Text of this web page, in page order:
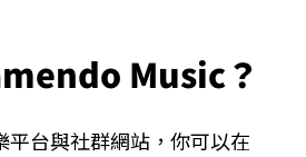
Music？
平台與社群網站，你可以在